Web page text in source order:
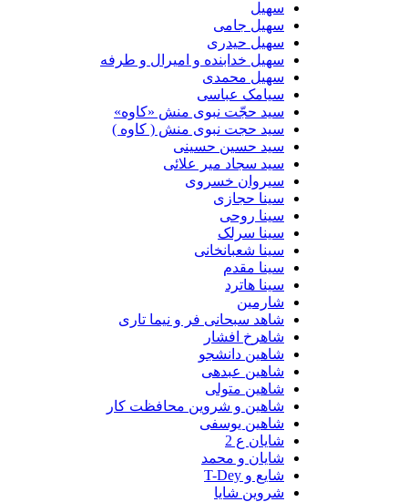
سهیل جامی
سهیل حیدری
سهیل خدابنده و امیرال و طرفه
سهیل محمدی
سیامک عباسی
سید حجّت نبوی منش «کاوه»
سید حجت نبوی منش ( کاوه )
سید حسین حسینى
سید سجاد میر علائی
سیروان خسروی
سینا حجازی
سینا روحی
سینا سرلک
سینا شعبانخانی
سینا مقدم
سینا هاترد
شارمین
شاهد سبحانی فر و نیما تاری
شاهرخ افشار
شاهین دانشجو
شاهین عبدهی
شاهین متولی
شاهین و شروین محافظت کار
شاهین یوسفی
شایان ع 2
شایان و محمد
شایع و T-Dey
شروین شایا